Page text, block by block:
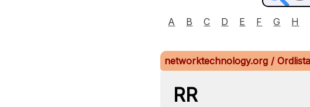
A B C D E F G H
networktechnology.org /
RR